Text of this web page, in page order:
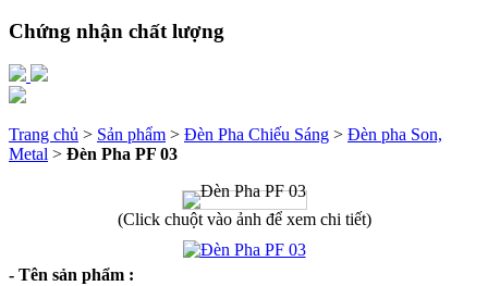
Chứng nhận chất lượng
Trang chủ > Sản phẩm > Đèn Pha Chiếu Sáng > Đèn pha Son,
Metal > Đèn Pha PF 03
(Click chuột vào ảnh để xem chi tiết)
- Tên sản phẩm :